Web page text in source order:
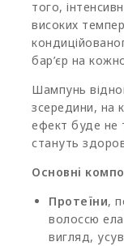
того,
високих
бар’єр на
Шампунь
зсередини, на
ефект буде не
стануть
Основні
Протеїни,
волоссю
вигляд,